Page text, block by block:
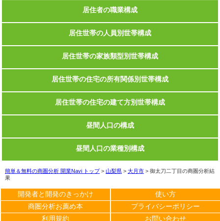
居住者の職業構成
居住世帯の人員別世帯構成
居住世帯の家族類型別世帯構成
居住世帯の住宅の所有関係別世帯構成
居住世帯の住宅の建て方別世帯構成
昼間人口の構成
昼間人口の業種別構成
簡単＆無料の商圏分析 開業Navi トップ> 山梨県 > 大月市 > 御太刀二丁目の商圏分析結
果
開発者と開発のきっかけ
使い方
商圏分析お薦め本
プライバシーポリシー
利用規約
お問い合わせ